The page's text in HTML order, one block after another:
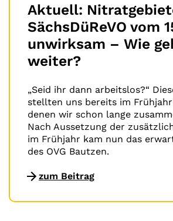
Aktuell:
SächsDüReVO vom
unwirksam – Wie
weiter?
„Seid ihr dann arbeitslos?“
stellten uns bereits im
denen wir schon lange
Nach Aussetzung der
im Frühjahr kam nun das
des OVG Bautzen.
zum Beitrag